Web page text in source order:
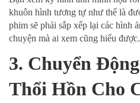
khuôn hình tương tự như thế là
phim sẽ phải sắp xếp lại các hình
chuyện mà ai xem cũng hiểu được.
3. Chuyển
Thổi Hồn Cho